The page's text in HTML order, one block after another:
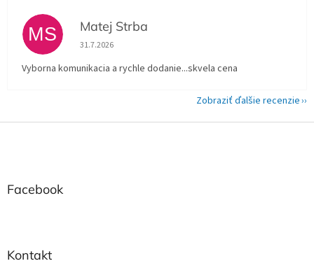
MS Matej Strba
Hodnotenie obchodu je 5 z 5 hviezdičiek.
31.7.2026
Vyborna komunikacia a rychle dodanie...skvela cena
Zobraziť ďalšie recenzie
Z
Facebook
Kontakt